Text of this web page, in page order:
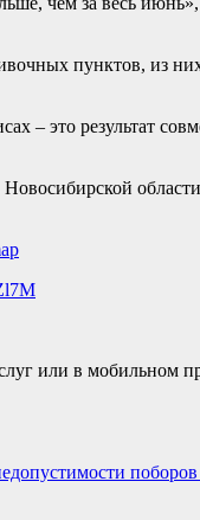
пунктов, из
– это результат
или в мобильном